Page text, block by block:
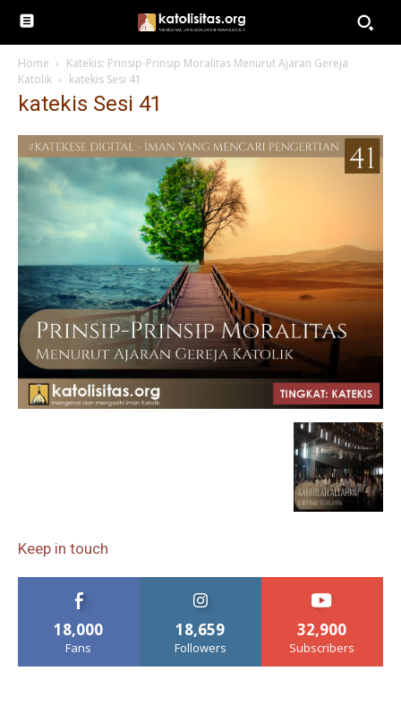
Home
Katekis: Prinsip-Prinsip Moralitas Menurut Ajaran Gereja
Katolik
katekis Sesi 41
katekis Sesi 41
Keep in touch
18,000
Fans
18,659
Followers
32,900
Subscribers